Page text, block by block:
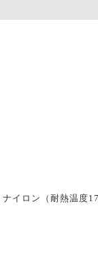
イロン（耐熱温度